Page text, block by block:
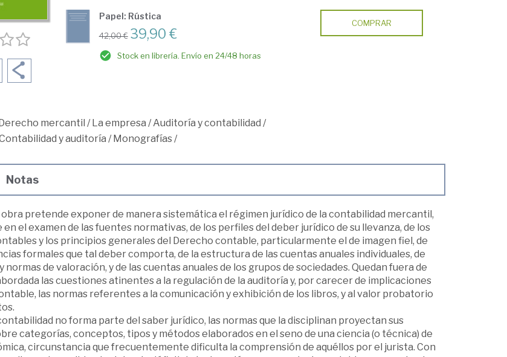
Papel: Rústica
42,00 € 39,90 €
Stock en librería. Envío en 24/48 horas
COMPRAR
mercantil /La empresa /Auditoría y contabilidad /
y auditoría /Monografías/
Notas
pretende exponer de manera sistemática el régimen jurídico de la contabilidad mercantil,
el examen de las fuentes normativas, de los perfiles del deber jurídico de su llevanza, de los
y los principios generales del Derecho contable, particularmente el de imagen fiel, de
formales que tal deber comporta, de la estructura de las cuentas anuales individuales, de
normas de valoración, y de las cuentas anuales de los grupos de sociedades. Quedan fuera de
las cuestiones atinentes a la regulación de la auditoría y, por carecer de implicaciones
las normas referentes a la comunicación y exhibición de los libros, y al valor probatorio
no forma parte del saber jurídico, las normas que la disciplinan proyectan sus
categorías, conceptos, tipos y métodos elaborados en el seno de una ciencia (o técnica) de
circunstancia que frecuentemente dificulta la comprensión de aquéllos por el jurista. Con